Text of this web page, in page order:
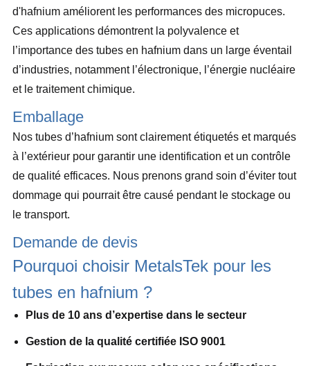
d'hafnium améliorent les performances des micropuces.
Ces applications démontrent la polyvalence et
l’importance des tubes en hafnium dans un large éventail
d’industries, notamment l’électronique, l’énergie nucléaire
et le traitement chimique.
Emballage
Nos tubes d’hafnium sont clairement étiquetés et marqués
à l’extérieur pour garantir une identification et un contrôle
de qualité efficaces. Nous prenons grand soin d’éviter tout
dommage qui pourrait être causé pendant le stockage ou
le transport.
Demande de devis
Pourquoi choisir MetalsTek pour les
tubes en hafnium ?
Plus de 10 ans d’expertise dans le secteur
Gestion de la qualité certifiée ISO 9001